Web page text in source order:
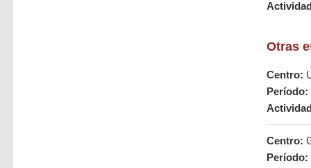
Otras
Centro:
Período:
Centro:
Período: